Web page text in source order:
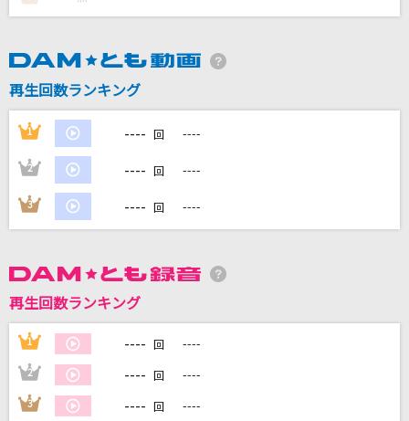
マカロニえんぴつ
[良音]硝子の少年
KinKi Kids
RE:I AM
Aimer(エメ)
マカロニえんぴつ
秒針を噛む
ずっと真夜中でいいのに。
再生回数ランキング
1 ---- 回 ----
2 ---- 回 ----
3 ---- 回 ----
再生回数ランキング
1 ---- 回 ----
2 ---- 回 ----
3 ---- 回 ----